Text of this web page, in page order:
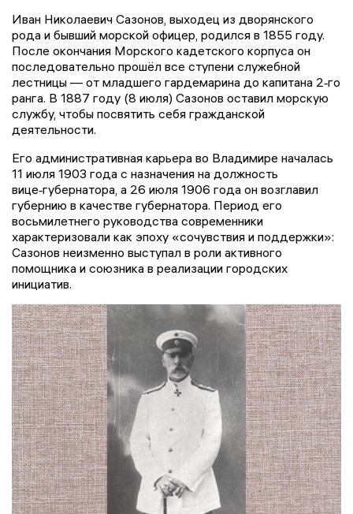
Иван Николаевич Сазонов, выходец из дворянского
рода и бывший морской офицер, родился в 1855 году.
После окончания Морского кадетского корпуса он
последовательно прошёл все ступени служебной
лестницы — от младшего гардемарина до капитана 2‑го
ранга. В 1887 году (8 июля) Сазонов оставил морскую
службу, чтобы посвятить себя гражданской
деятельности.
Его административная карьера во Владимире началась
11 июля 1903 года с назначения на должность
вице‑губернатора, а 26 июля 1906 года он возглавил
губернию в качестве губернатора. Период его
восьмилетнего руководства современники
характеризовали как эпоху «сочувствия и поддержки»:
Сазонов неизменно выступал в роли активного
помощника и союзника в реализации городских
инициатив.